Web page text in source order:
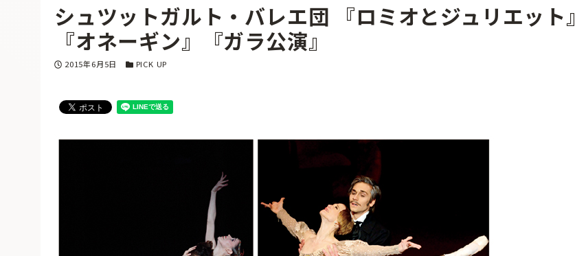
古楽とその先と オーケストラの楽屋から 海の向こうの音楽家
過去の連載
現場のプロが推す！間違いないオーケストラコンサート
過去の特集
無料ライブ配信スケジュール 有料ライブ配信スケジュール
あ か さ た な は ま や わ
シュツットガルト・バレエ団 『ロミオとジュリエット』
『オネーギン』『ガラ公演』
投稿日
2015年6月5日 カテゴリー
PICK UP